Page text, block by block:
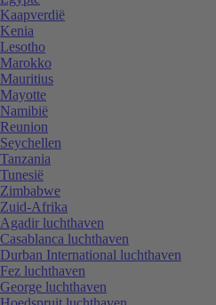
Kaapverdië
Kenia
Lesotho
Marokko
Mauritius
Mayotte
Namibië
Reunion
Seychellen
Tanzania
Tunesië
Zimbabwe
Zuid-Afrika
Agadir luchthaven
Casablanca luchthaven
Durban International luchthaven
Fez luchthaven
George luchthaven